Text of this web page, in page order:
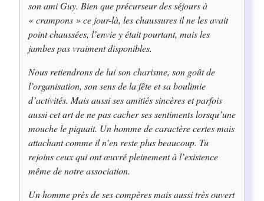
son ami Guy. Bien que précurseur des séjours à
« crampons » ce jour-là, les chaussures il ne les avait
point chaussées, l’envie y était pourtant, mais les
jambes pas vraiment disponibles.
Nous retiendrons de lui son charisme, son goût de
l’organisation, son sens de la fête et sa boulimie
d’activités. Mais aussi ses amitiés sincères et parfois
aussi cet art de ne pas cacher ses sentiments lorsqu’une
mouche le piquait. Un homme de caractère certes mais
attachant comme il n’en reste plus beaucoup. Tu
rejoins ceux qui ont œuvré pleinement à l’existence
même de notre association.
Un homme près de ses compères mais aussi très ouvert